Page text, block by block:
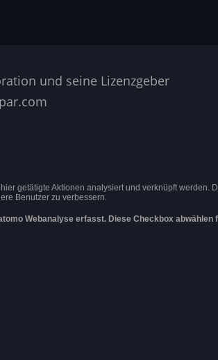
und seine Lizenzgeber